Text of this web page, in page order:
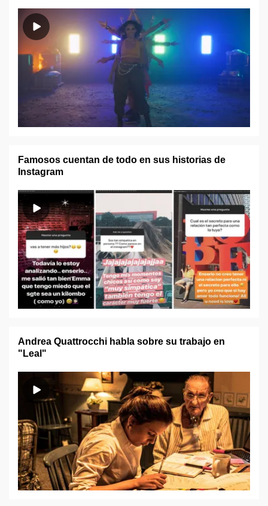
Famosos cuentan de todo en sus historias de
Instagram
Andrea Quattrocchi habla sobre su trabajo en
"Leal"